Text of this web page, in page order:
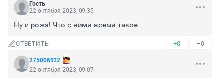
Гость
22 октября 2023, 09:35
Ну и рожа! Что с ними всеми такое
ОТВЕТИТЬ +0 –0
275006922
22 октября 2023, 09:07